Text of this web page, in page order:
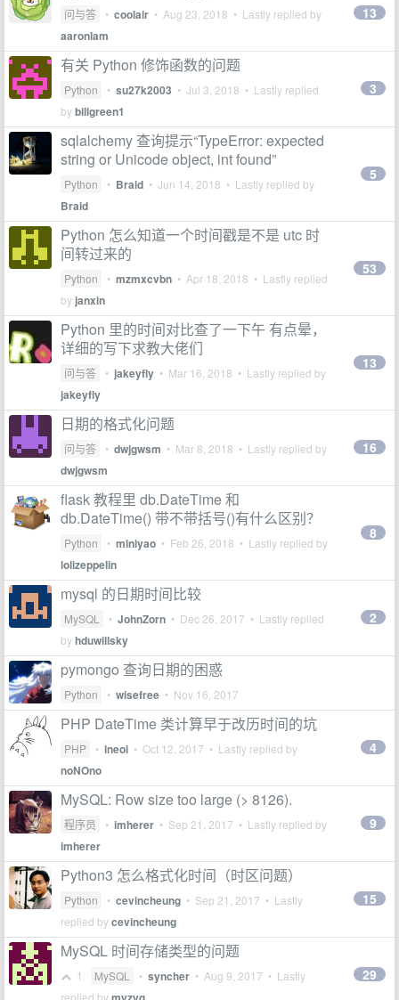
问与答 • coolair • Aug 23, 2018 • Lastly replied by
aaronlam
13
有关 Python 修饰函数的问题
Python • su27k2003 • Jul 3, 2018 • Lastly replied
bybillgreen1
3
sqlalchemy 查询提示“TypeError: expected
string or Unicode object, int found”
Python • Braid • Jun 14, 2018 • Lastly replied by
Braid
5
Python 怎么知道一个时间戳是不是 utc 时
间转过来的
Python • mzmxcvbn • Apr 18, 2018 • Lastly replied
by janxin
53
Python 里的时间对比查了一下午 有点晕，
详细的写下求教大佬们
问与答 • jakeyfly • Mar 16, 2018 • Lastly replied by
jakeyfly
13
日期的格式化问题
问与答 • dwjgwsm • Mar 8, 2018 • Lastly replied by
dwjgwsm
16
flask 教程里 db.DateTime 和
db.DateTime() 带不带括号()有什么区别？
Python • miniyao • Feb 26, 2018 • Lastly replied by
lolizeppelin
8
mysql 的日期时间比较
MySQL • JohnZorn • Dec 26, 2017 • Lastly replied
byhduwillsky
2
pymongo 查询日期的困惑
Python • wisefree • Nov 16, 2017
PHP DateTime 类计算早于改历时间的坑
PHP • lneoi • Oct 12, 2017 • Lastly replied by
noNOno
4
MySQL: Row size too large (> 8126).
程序员 • imherer • Sep 21, 2017 • Lastly replied by
imherer
9
Python3 怎么格式化时间（时区问题）
Python • cevincheung • Sep 21, 2017 • Lastly
replied bycevincheung
15
MySQL 时间存储类型的问题
1 MySQL • syncher • Aug 9, 2017 • Lastly
replied by
29